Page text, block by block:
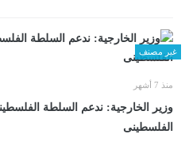
غير مصنف
منذ 7 أشهر
وزير الخارجية: ندعم السلطة
الفلسطينى